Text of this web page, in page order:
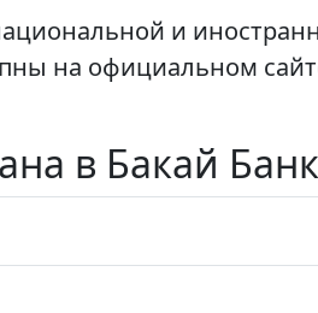
и
на официальном
в Бакай